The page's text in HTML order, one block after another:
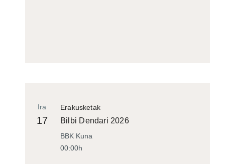
Erakusketak
Ira
17 Bilbi Dendari 2026
BBK Kuna
00:00h